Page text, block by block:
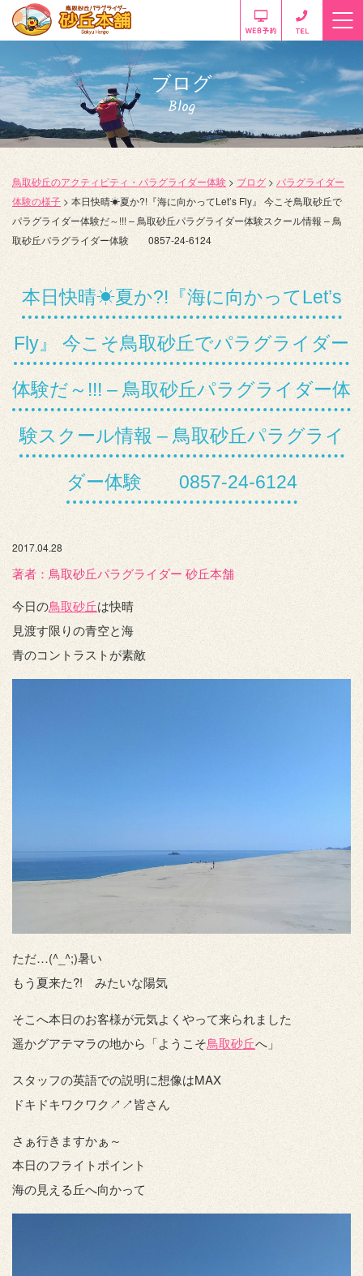
ブログ
Blog
鳥取砂丘のアクティビティ・パラグライダー体験 > ブログ > パラグライダー
体験の様子 > 本日快晴☀夏か?!『海に向かってLet’s Fly』 今こそ鳥取砂丘で
パラグライダー体験だ～!!! – 鳥取砂丘パラグライダー体験スクール情報 – 鳥
取砂丘パラグライダー体験 0857-24-6124
本日快晴☀夏か?!『海に向かってLet’s
Fly』 今こそ鳥取砂丘でパラグライダー
体験だ～!!! – 鳥取砂丘パラグライダー体
験スクール情報 – 鳥取砂丘パラグライ
ダー体験 0857-24-6124
2017.04.28
著者：️鳥取砂丘パラグライダー 砂丘本舗
今日の鳥取砂丘は快晴
見渡す限りの青空と海
青のコントラストが素敵
ただ…(^_^;)暑い
もう夏来た?! みたいな陽気
そこへ本日のお客様が元気よくやって来られました
遥かグアテマラの地から「ようこそ鳥取砂丘へ」
スタッフの英語での説明に想像はMAX
ドキドキワクワク↗↗皆さん
さぁ行きますかぁ～
本日のフライトポイント
海の見える丘へ向かって